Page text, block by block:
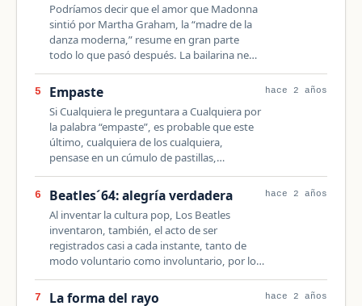
Podríamos decir que el amor que Madonna
sintió por Martha Graham, la “madre de la
danza moderna,” resume en gran parte
todo lo que pasó después. La bailarina ne…
5 Empaste
Si Cualquiera le preguntara a Cualquiera por
la palabra “empaste”, es probable que este
último, cualquiera de los cualquiera,
pensase en un cúmulo de pastillas,…
hace 2 años
6 Beatles´64: alegría verdadera
Al inventar la cultura pop, Los Beatles
inventaron, también, el acto de ser
registrados casi a cada instante, tanto de
modo voluntario como involuntario, por lo…
hace 2 años
7 La forma del rayo hace 2 años